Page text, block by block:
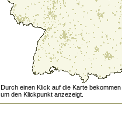
Durch einen Klick auf die Karte
um den Klickpunkt anzezeigt.